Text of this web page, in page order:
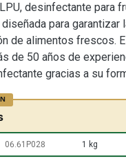
LPU, desinfectante para
para garantizar
de alimentos frescos.
de 50 años de
gracias a su
06.61P028 1 kg